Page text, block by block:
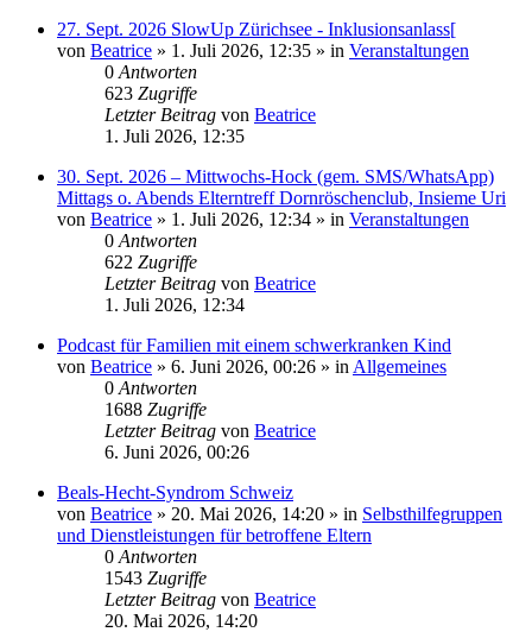
27. Sept. 2026 SlowUp Zürichsee - Inklusionsanlass[
von Beatrice » 1. Juli 2026, 12:35 » in Veranstaltungen
0 Antworten
623 Zugriffe
Letzter Beitrag von Beatrice
1. Juli 2026, 12:35
30. Sept. 2026 – Mittwochs-Hock (gem. SMS/WhatsApp)
Mittags o. Abends Elterntreff Dornröschenclub, Insieme Uri
von Beatrice » 1. Juli 2026, 12:34 » in Veranstaltungen
0 Antworten
622 Zugriffe
Letzter Beitrag von Beatrice
1. Juli 2026, 12:34
Podcast für Familien mit einem schwerkranken Kind
von Beatrice » 6. Juni 2026, 00:26 » in Allgemeines
0 Antworten
1688 Zugriffe
Letzter Beitrag von Beatrice
6. Juni 2026, 00:26
Beals-Hecht-Syndrom Schweiz
von Beatrice » 20. Mai 2026, 14:20 » in Selbsthilfegruppen
und Dienstleistungen für betroffene Eltern
0 Antworten
1543 Zugriffe
Letzter Beitrag von Beatrice
20. Mai 2026, 14:20